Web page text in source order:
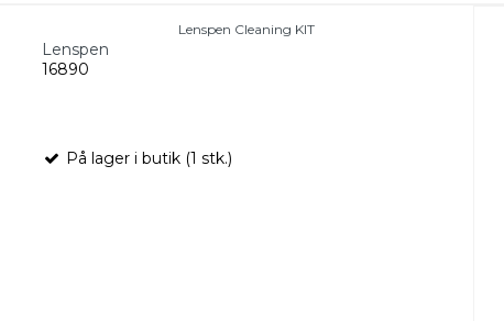
Lenspen Cleaning KIT
Lenspen
16890
På lager i butik (1 stk.)